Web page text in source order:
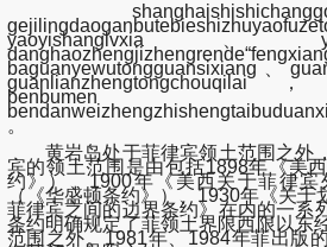
yaoyishanglvxia、
baguanyewutongguansixiang、
guanlianzhengtongchouqilai
。
黄岩岛处于菲律宾领土范围之外
宾的领土范围是由包括1898年《美
约》）、1900年《美西关于菲律
（《华盛顿条约》）、1930年《关于
菲律宾之间的边界条约》在内的一系
条约明确规定了菲领土界限西限以东
范围之外。1981年、1984年菲出版